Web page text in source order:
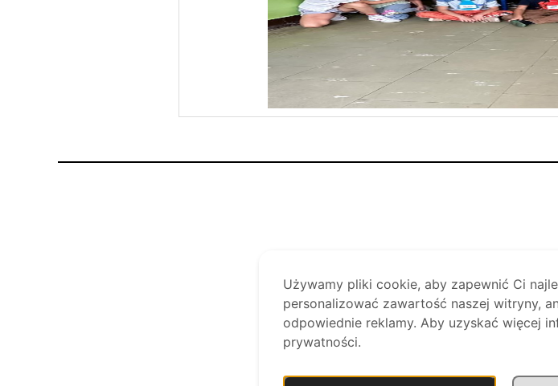
Używamy pliki cookie, aby zapewnić Ci
personalizować zawartość naszej witryny,
odpowiednie reklamy. Aby uzyskać więcej
prywatności.